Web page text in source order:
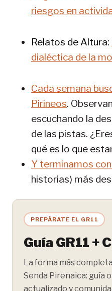
riesgos en
Relatos de Altura:
dialéctica de la
Cada semana
Pirineos.
escuchando la
de las pistas.
qué es lo que
Y terminamos
historias) más
PREPÁRATE EL GR11
Guía GR11 +
La forma más
Senda Pirenaica: guía
actualizado y